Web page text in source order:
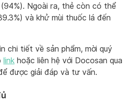
Ngoài ra, thẻ còn có thể
và khử mùi thuốc lá đến
chi tiết về sản phẩm, mời quý
link hoặc liên hệ với Docosan qua
được giải đáp và tư vấn.